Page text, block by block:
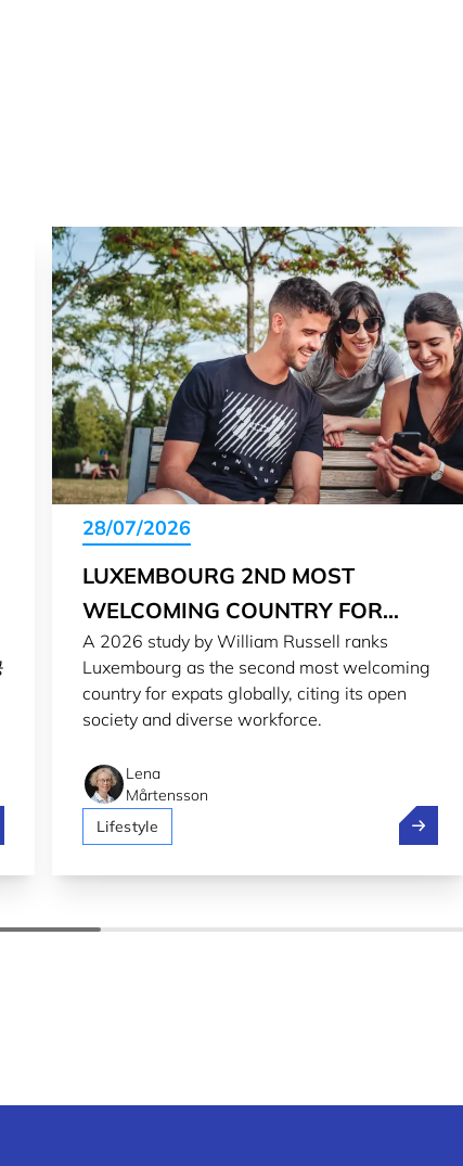
르크에서 전 세계로 규제 보고를 간소화하기
28/07/2026
LUXEMBOURG 2ND MOST
WELCOMING COUNTRY FOR
EXPATS IN 2026
A 2026 study by William Russell ranks
Luxembourg as the second most welcoming
country for expats globally, citing its open
society and diverse workforce.
Lena
Mårtensson
Lifestyle